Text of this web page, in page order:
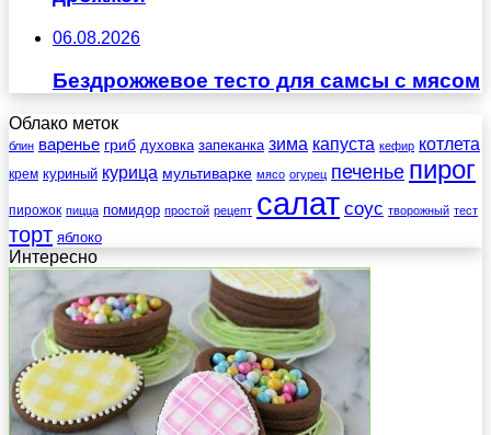
06.08.2026
Бездрожжевое тесто для самсы с мясом
Облако меток
блин варенье гриб духовка запеканка зима капуста кефир котлета
крем куриный курица мультиварке мясо огурец печенье пирог
пирожок пицца помидор простой рецепт салат соус творожный тест
торт яблоко
Интересно